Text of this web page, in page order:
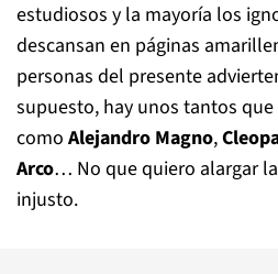
estudiosos y la mayoría los
descansan en páginas
personas del presente
supuesto, hay unos tantos
como Alejandro Magno,
Arco… No que quiero alargar
injusto.